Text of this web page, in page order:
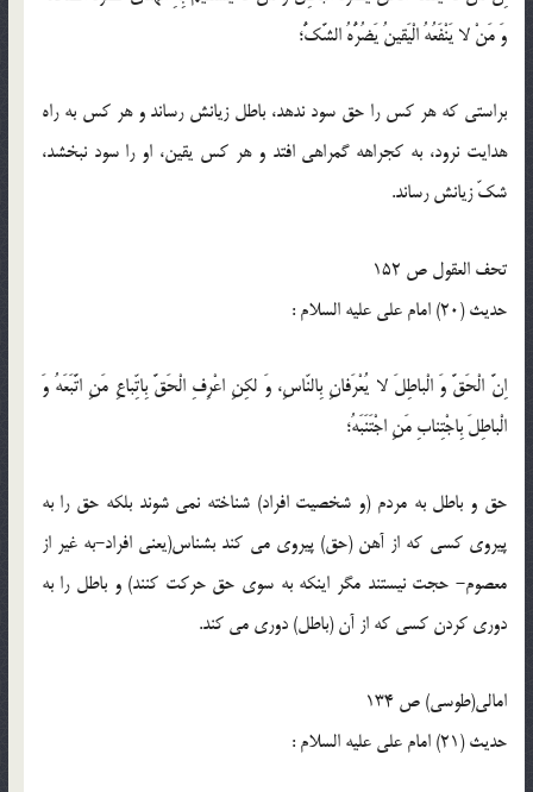
وَ مَنْ لا يَنْفَعُهُ الْيَقينُ يَضُرُّهُ الشَّكُّ؛
براستى كه هر كس را حق سود ندهد، باطل زيانش رساند و هر كس به راه
هدايت نرود، به كجراهه گمراهى افتد و هر كس يقين، او را سود نبخشد،
شكّ زيانش رساند.
تحف العقول ص 152
حدیث (20) امام على عليه السلام :
اِنَّ الْحَقَّ وَ الْباطِلَ لا يُعْرَفانِ بِالنّاسِ، وَ لكِنِ اعْرِفِ الْحَقَّ بِاتِّباعِ مَنِ اتَّبَعَهُ وَ
الْباطِلَ بِاجْتِنابِ مَنِ اجْتَنَبَهُ؛
حق و باطل به مردم (و شخصيت افراد) شناخته نمى شوند بلكه حق را به
پيروى كسى كه از آهن (حق) پيروى مى كند بشناس(یعنی افراد-به غیر از
معصوم- حجت نیستند مگر اینکه به سوی حق حرکت کنند) و باطل را به
دورى کردن كسى كه از آن (باطل) دورى مى كند.
امالى(طوسى) ص 134
حدیث (21) امام على عليه السلام :